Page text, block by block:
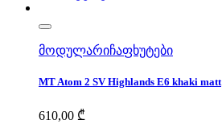
მოდულარიჩაფხუტები
MT Atom 2 SV Highlands E6 khaki matt
610,00 ₾